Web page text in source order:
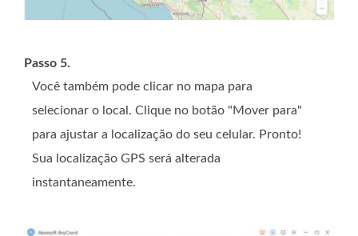
Passo 5.
Você também pode clicar no mapa para
selecionar o local. Clique no botão "Mover para"
para ajustar a localização do seu celular. Pronto!
Sua localização GPS será alterada
instantaneamente.